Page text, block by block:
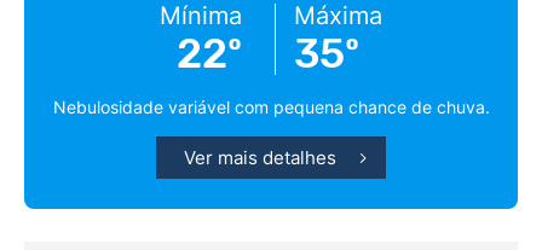
Mínima
22º
Máxima
35º
Nebulosidade variável com pequena chance de chuva.
Ver mais detalhes